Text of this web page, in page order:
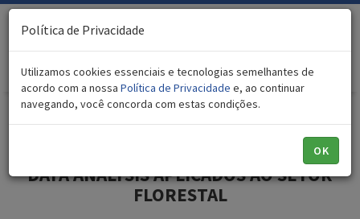
Interesse no curso
DATA ANALYSIS APLICADOS AO SETOR
FLORESTAL
Política de Privacidade
Utilizamos cookies essenciais e tecnologias semelhantes de
acordo com a nossa Política de Privacidade e, ao continuar
navegando, você concorda com estas condições.
OK